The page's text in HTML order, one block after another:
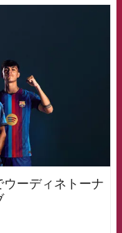
ウーディネトーナ